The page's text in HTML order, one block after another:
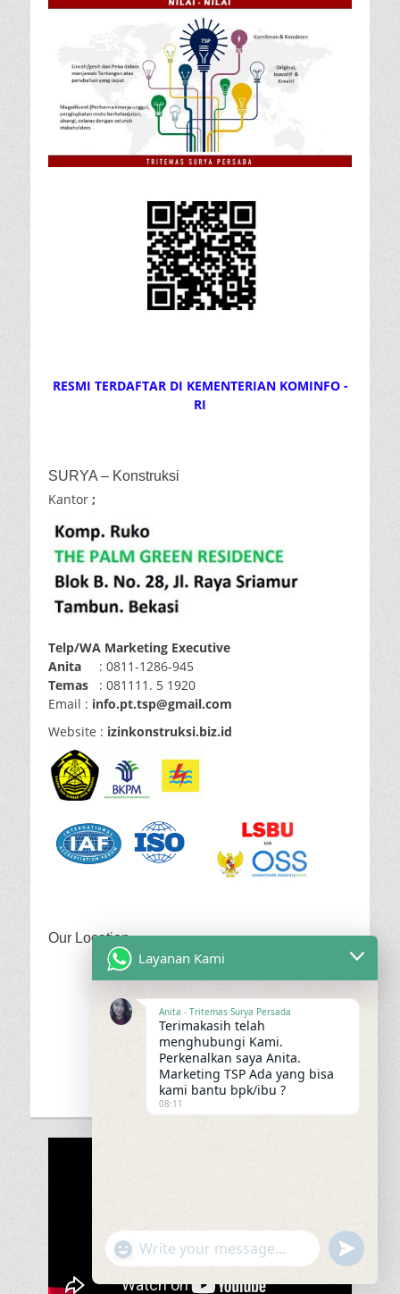
RESMI TERDAFTAR DI KEMENTERIAN KOMINFO -
RI
SURYA – Konstruksi
Kantor ;
Telp/WA Marketing Executive
Anita : 0811-1286-945
Temas : 081111. 5 1920
Email : info.pt.tsp@gmail.com
Website : izinkonstruksi.biz.id
Our Location
Layanan Kami
Anita - Tritemas Surya Persada
Terimakasih telah
menghubungi Kami.
Perkenalkan saya Anita.
Marketing TSP Ada yang bisa
kami bantu bpk/ibu ?
08:11
"+chaty_settings.lang.emoji_picker+"
WhatsApp
undefined